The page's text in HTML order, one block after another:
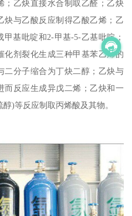
；乙炔直接水合制取乙醛；乙炔
炔与乙酸反应制得乙酸乙烯；乙
基吡啶和2-甲基-5-乙基吡啶；
化剂裂化生成三种甲基苯乙烯的
二分子缩合为丁炔二醇；乙炔与
而反应生成异戊二烯；乙炔和一
)等反应制取丙烯酸及其物。